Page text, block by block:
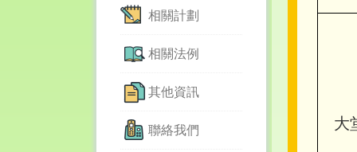
相關計劃
相關法例
其他資訊
聯絡我們 大